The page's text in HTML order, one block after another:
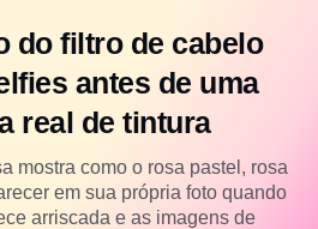
IA
voz
do filtro de cabelo
antes de uma
real de tintura
mostra como o rosa pastel, rosa
em sua própria foto quando
arriscada e as imagens de